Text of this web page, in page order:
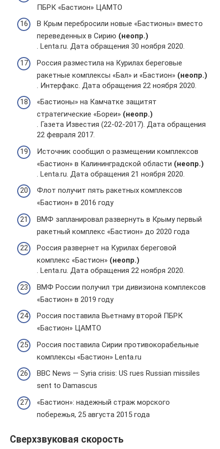
ПБРК «Бастион» ЦАМТО
В Крым перебросили новые «Бастионы» вместо
переведенных в Сирию (неопр.)
. Lenta.ru. Дата обращения 30 ноября 2020.
Россия разместила на Курилах береговые
ракетные комплексы «Бал» и «Бастион» (неопр.)
. Интерфакс. Дата обращения 22 ноября 2020.
«Бастионы» на Камчатке защитят
стратегические «Бореи» (неопр.)
. Газета Известия (22-02-2017). Дата обращения
22 февраля 2017.
Источник сообщил о размещении комплексов
«Бастион» в Калининградской области (неопр.)
. Lenta.ru. Дата обращения 21 ноября 2020.
Флот получит пять ракетных комплексов
«Бастион» в 2016 году
ВМФ запланировал развернуть в Крыму первый
ракетный комплекс «Бастион» до 2020 года
Россия развернет на Курилах береговой
комплекс «Бастион» (неопр.)
. Lenta.ru. Дата обращения 22 ноября 2020.
ВМФ России получил три дивизиона комплексов
«Бастион» в 2019 году
Россия поставила Вьетнаму второй ПБРК
«Бастион» ЦАМТО
Россия поставила Сирии противокорабельные
комплексы «Бастион» Lenta.ru
BBC News — Syria crisis: US rues Russian missiles
sent to Damascus
«Бастион»: надежный страж морского
побережья, 25 августа 2015 года
Сверхзвуковая скорость